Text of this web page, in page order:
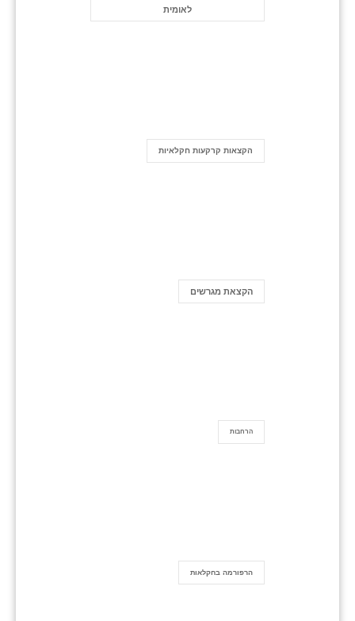
לאומית
הקצאות קרקעות חקלאיות
הקצאת מגרשים
הרחבות
הרפורמה בחקלאות